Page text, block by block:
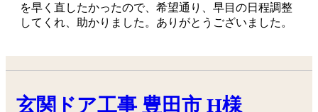
を早く直したかったので、希望通り、早目の日程調整
してくれ、助かりました。ありがとうございました。
玄関ドア工事 豊田市 H様